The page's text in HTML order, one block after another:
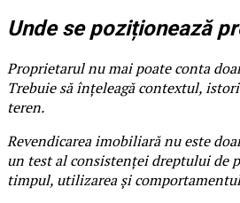
Unde se poziționează
Proprietarul nu mai poate conta doar
Trebuie să înțeleagă contextul,
teren.
Revendicarea imobiliară nu este
un test al consistenței dreptului de
timpul, utilizarea și